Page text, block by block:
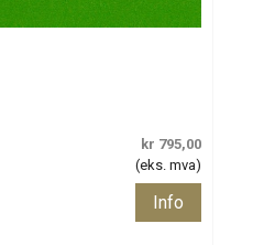
kr 795,00
(eks. mva)
Info